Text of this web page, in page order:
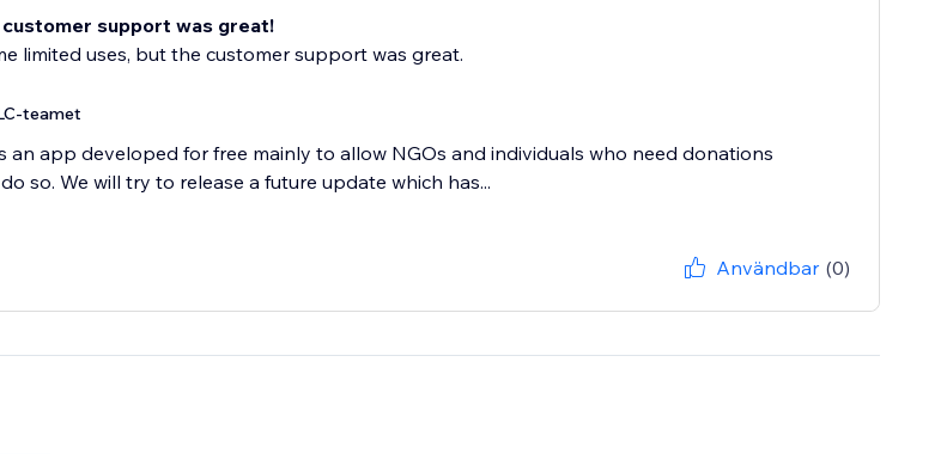
support was great!
limited uses, but the customer support was great.
teamet
an app developed for free mainly to allow NGOs and individuals who need donations
so. We will try to release a future update which has...
Användbar (0)